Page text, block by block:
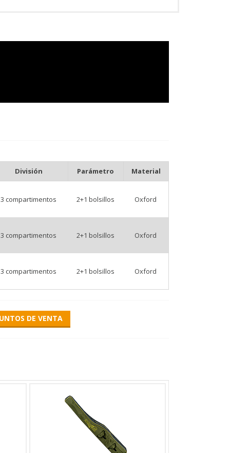
to facilitate the transport of fishing equipment with rod bags made
shoulder straps can be adjusted to fit the body shape, which
División Parámetro Material
3 compartimentos 2+1 bolsillos Oxford
3 compartimentos 2+1 bolsillos Oxford
3 compartimentos 2+1 bolsillos Oxford
DE VENTA